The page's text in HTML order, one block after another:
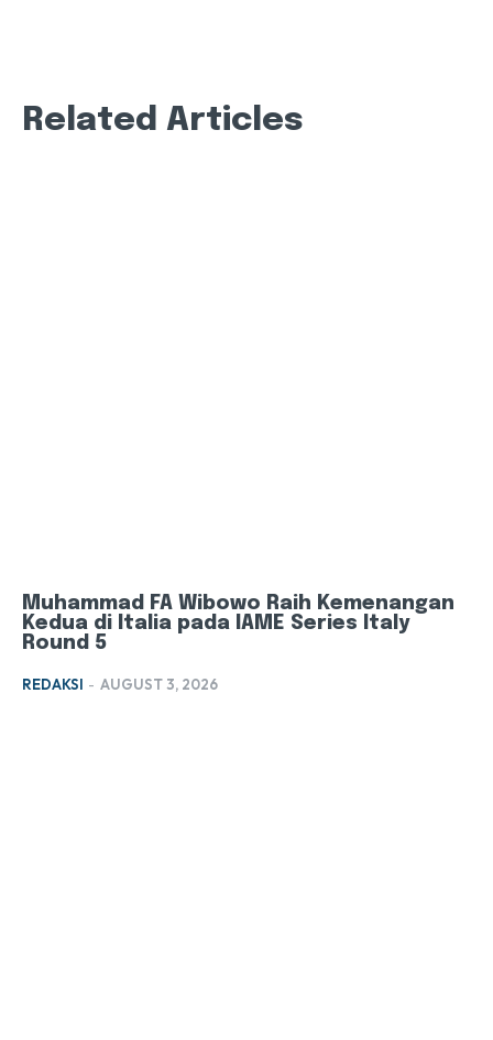
Related Articles
Muhammad FA Wibowo Raih Kemenangan
Kedua di Italia pada IAME Series Italy
Round 5
REDAKSI - AUGUST 3, 2026